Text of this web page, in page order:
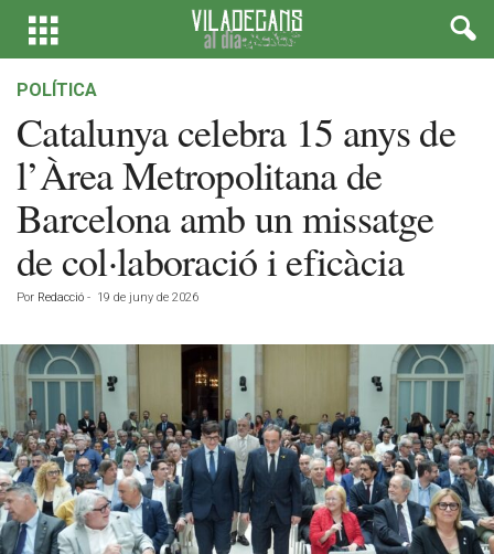
POLÍTICA
Catalunya celebra 15 anys de
l’Àrea Metropolitana de
Barcelona amb un missatge
de col·laboració i eficàcia
Por Redacció - 19 de juny de 2026